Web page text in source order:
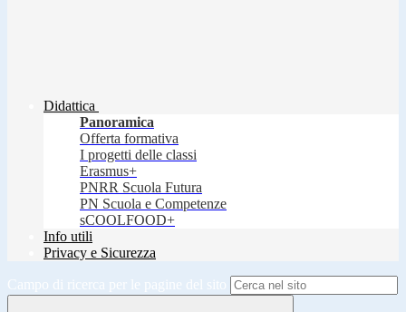
Didattica
Panoramica
Offerta formativa
I progetti delle classi
Erasmus+
PNRR Scuola Futura
PN Scuola e Competenze
sCOOLFOOD+
Info utili
Privacy e Sicurezza
Campo di ricerca per le pagine del sito